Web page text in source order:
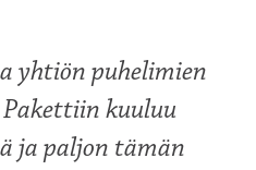
yhtiön puhelimien
kuuluu
ja paljon tämän